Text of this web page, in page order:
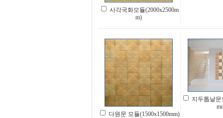
사각국화모듈(2000x2500m
m)
다원문 모듈(1500x1500mm)
지두톱날문